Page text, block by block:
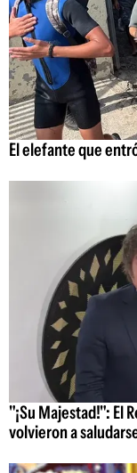
El elefante que
"¡Su Majestad!": El
volvieron a